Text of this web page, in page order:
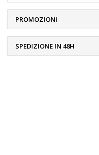
PROMOZIONI
SPEDIZIONE IN 48H